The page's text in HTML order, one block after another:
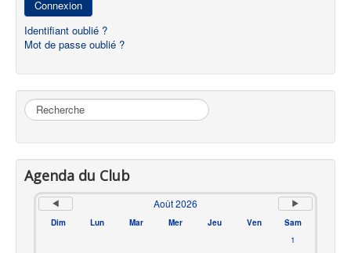
Connexion
Identifiant oublié ?
Mot de passe oublié ?
Rechercher
Agenda du Club
Août 2026
Dim Lun Mar Mer Jeu Ven
Sam
1